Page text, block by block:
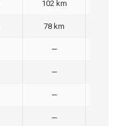
102 km
78 km
—
—
—
—